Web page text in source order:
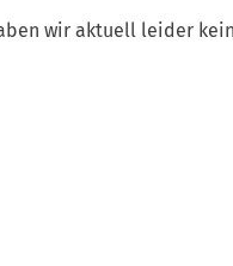
wir aktuell leider